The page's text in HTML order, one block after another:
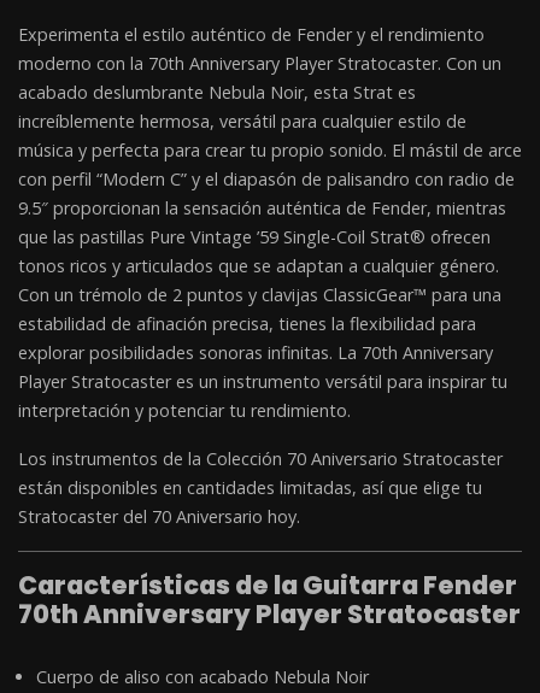
Experimenta el estilo auténtico de Fender y el rendimiento
moderno con la 70th Anniversary Player Stratocaster. Con un
acabado deslumbrante Nebula Noir, esta Strat es
increíblemente hermosa, versátil para cualquier estilo de
música y perfecta para crear tu propio sonido. El mástil de arce
con perfil “Modern C” y el diapasón de palisandro con radio de
9.5″ proporcionan la sensación auténtica de Fender, mientras
que las pastillas Pure Vintage ’59 Single-Coil Strat® ofrecen
tonos ricos y articulados que se adaptan a cualquier género.
Con un trémolo de 2 puntos y clavijas ClassicGear™ para una
estabilidad de afinación precisa, tienes la flexibilidad para
explorar posibilidades sonoras infinitas. La 70th Anniversary
Player Stratocaster es un instrumento versátil para inspirar tu
interpretación y potenciar tu rendimiento.
Los instrumentos de la Colección 70 Aniversario Stratocaster
están disponibles en cantidades limitadas, así que elige tu
Stratocaster del 70 Aniversario hoy.
Características de la Guitarra Fender
70th Anniversary Player Stratocaster
Cuerpo de aliso con acabado Nebula Noir